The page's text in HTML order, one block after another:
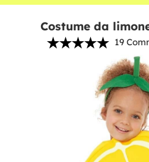
Costume da
19